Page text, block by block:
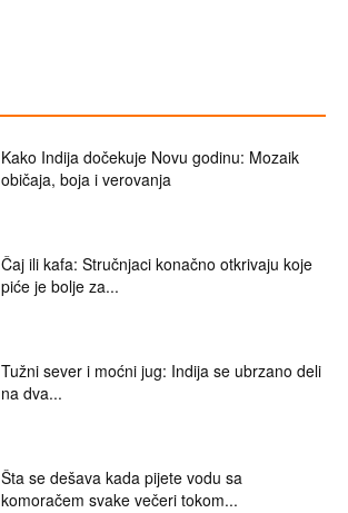
Kako Indija dočekuje Novu godinu: Mozaik
običaja, boja i verovanja
Čaj ili kafa: Stručnjaci konačno otkrivaju koje
piće je bolje za...
Tužni sever i moćni jug: Indija se ubrzano deli
na dva...
Šta se dešava kada pijete vodu sa
komoračem svake večeri tokom...